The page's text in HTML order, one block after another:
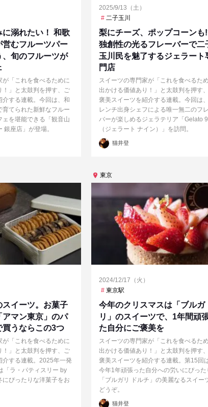
に溺れたい！ 和歌
営むフルーツパー
、旬のフルーツが
が「これを食べるために
！」と太鼓判を押す、ご
介する連載。今回は、和
育てられた新鮮なフルー
ェを堪能できる「観音山
銀座店」が登場。
2025/9/13（土）
二子玉川
梨にチーズ、ポップコーンも
独創性の光るフレーバーで二
玉川民を魅了するジェラート
門店
スイーツの専門家が「これを食べるた
出かける価値あり！」と太鼓判を押す
褒美スイーツを紹介する連載。今回は
レンチ出身シェフによる唯一無二のフ
バーが楽しめるジェラテリア「Gelato
（ジェラート ナイン）」を訪問。
投
稿
猫井登
スイーツ。お菓子
アマン東京」のパ
買うならこの3つ
が「これを食べるために
！」と太鼓判を押す、ご
介する連載。2025年一発
「ラ・パティスリー by
にぴったりな洋菓子をお
東京
2024/12/17（火）
東京駅
今年のクリスマスは「ブルガ
リ」のスイーツで、1年間頑
た自分にご褒美を
スイーツの専門家が「これを食べるた
出かける価値あり！」と太鼓判を押す
褒美スイーツを紹介する連載。第15回は
今年1年頑張った自分への労いにぴった
「ブルガリ ドルチ」の美麗なるスイー
どうぞ。
投
猫井登